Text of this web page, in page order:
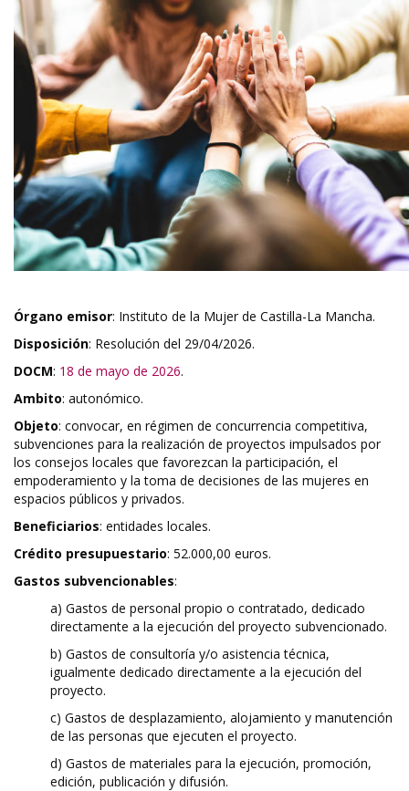
Órgano emisor: Instituto de la Mujer de Castilla-La Mancha.
Disposición: Resolución del 29/04/2026.
DOCM: 18 de mayo de 2026.
Ambito: autonómico.
Objeto: convocar, en régimen de concurrencia competitiva,
subvenciones para la realización de proyectos impulsados por
los consejos locales que favorezcan la participación, el
empoderamiento y la toma de decisiones de las mujeres en
espacios públicos y privados.
Beneficiarios: entidades locales.
Crédito presupuestario: 52.000,00 euros.
Gastos subvencionables:
a) Gastos de personal propio o contratado, dedicado
directamente a la ejecución del proyecto subvencionado.
b) Gastos de consultoría y/o asistencia técnica,
igualmente dedicado directamente a la ejecución del
proyecto.
c) Gastos de desplazamiento, alojamiento y manutención
de las personas que ejecuten el proyecto.
d) Gastos de materiales para la ejecución, promoción,
edición, publicación y difusión.